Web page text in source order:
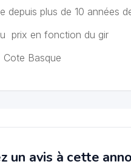
depuis plus de 10 années
prix en fonction du gir
Basque
un avis à cette